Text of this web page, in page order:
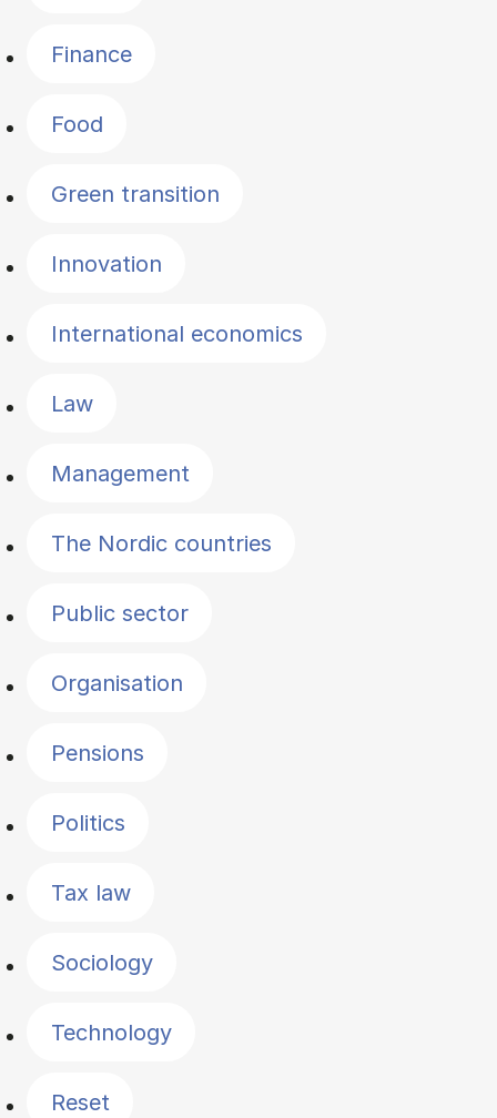
Finance
Food
Green transition
Innovation
International economics
Law
Management
The Nordic countries
Public sector
Organisation
Pensions
Politics
Tax law
Sociology
Technology
Reset